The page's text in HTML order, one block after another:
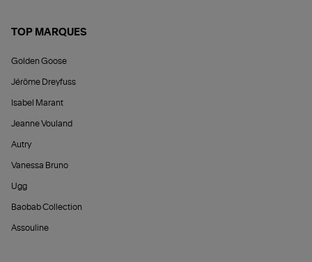
TOP MARQUES
Golden Goose
Jérôme Dreyfuss
Isabel Marant
Jeanne Vouland
Autry
Vanessa Bruno
Ugg
Baobab Collection
Assouline